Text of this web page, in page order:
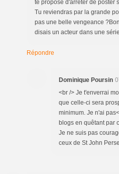
te propose d'arrêter de poster
Tu reviendras par la grande
pas une belle vengeance
disais un acteur dans une
Répondre
Dominique Poursin
<br /> Je t'enverrai
que celle-ci sera
minimum. Je n'ai
blogs en quêtant par
Je ne suis pas
ceux de St John